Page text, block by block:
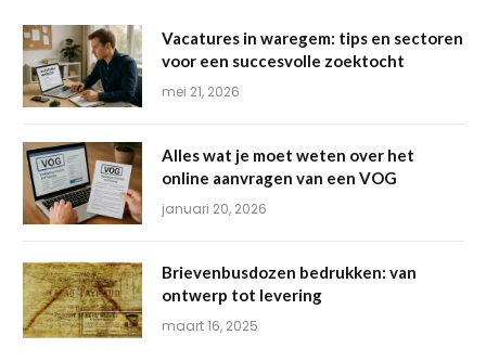
Vacatures in waregem: tips en sectoren
voor een succesvolle zoektocht
mei 21, 2026
Alles wat je moet weten over het
online aanvragen van een VOG
januari 20, 2026
Brievenbusdozen bedrukken: van
ontwerp tot levering
maart 16, 2025